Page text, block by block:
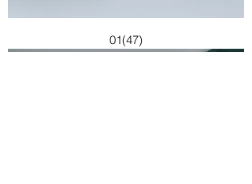
01(47)